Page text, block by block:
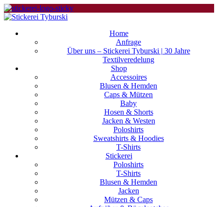
Home
Anfrage
Über uns – Stickerei Tyburski | 30 Jahre
Textilveredelung
Shop
Accessoires
Blusen & Hemden
Caps & Mützen
Baby
Hosen & Shorts
Jacken & Westen
Poloshirts
Sweatshirts & Hoodies
T-Shirts
Stickerei
Poloshirts
T-Shirts
Blusen & Hemden
Jacken
Mützen & Caps